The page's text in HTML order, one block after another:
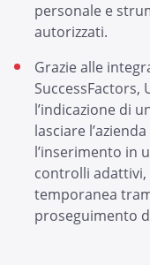
personale e
autorizzati.
Grazie alle
SuccessFactors,
l’indicazione di
lasciare
l’inserimento in
controlli adattivi,
temporanea
proseguimento